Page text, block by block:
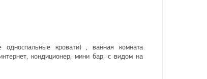
кровати) , ванная комната
кондиционер, мини бар, с видом на